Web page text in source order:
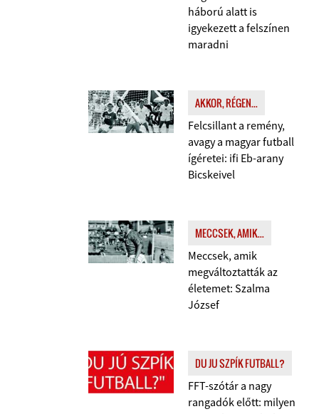
háború alatt is
igyekezett a felszínen
maradni
AKKOR, RÉGEN...
Felcsillant a remény,
avagy a magyar futball
ígéretei: ifi Eb-arany
Bicskeivel
MECCSEK, AMIK...
Meccsek, amik
megváltoztatták az
életemet: Szalma
József
DU JU SZPÍK FUTBALL?
FFT-szótár a nagy
rangadók előtt: milyen